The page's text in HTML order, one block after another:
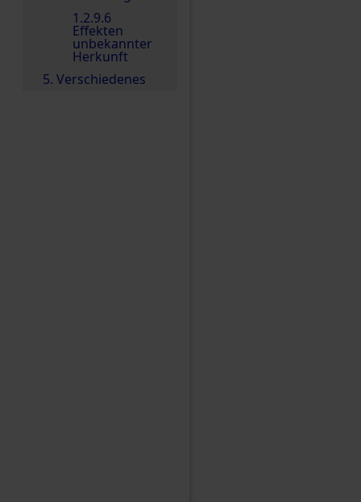
1.2.9.6
Effekten
unbekannter
Herkunft
5. Verschiedenes